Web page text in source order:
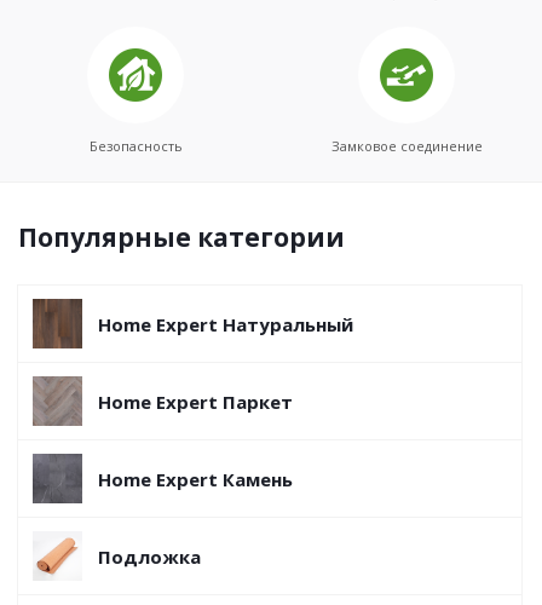
Безопасность Замковое соединение
Популярные категории
Home Expert Натуральный
Home Expert Паркет
Home Expert Камень
Подложка